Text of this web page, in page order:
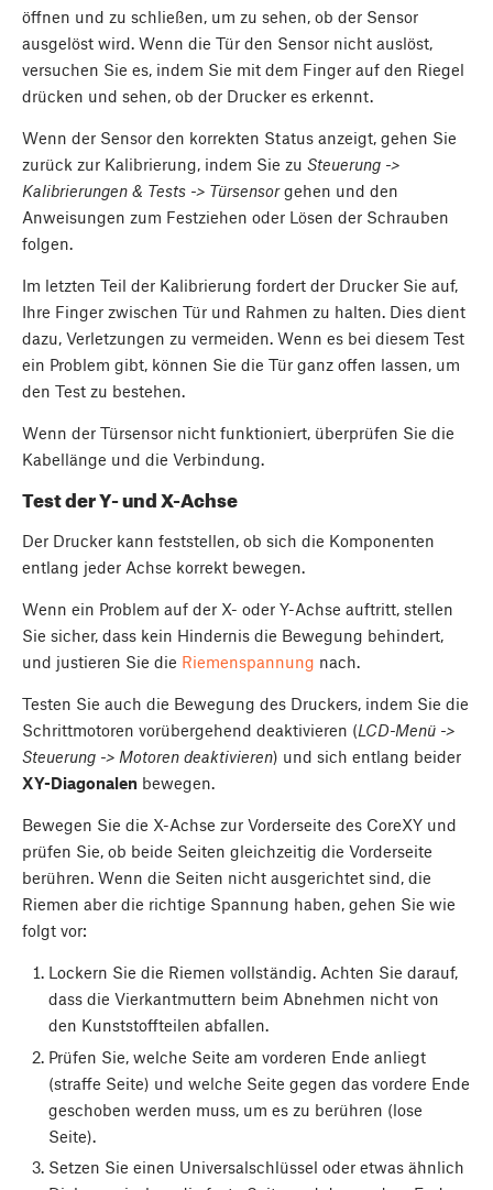
öffnen und zu schließen, um zu sehen, ob der Sensor
ausgelöst wird. Wenn die Tür den Sensor nicht auslöst,
versuchen Sie es, indem Sie mit dem Finger auf den Riegel
drücken und sehen, ob der Drucker es erkennt.
Wenn der Sensor den korrekten Status anzeigt, gehen Sie
zurück zur Kalibrierung, indem Sie zu Steuerung ->
Kalibrierungen & Tests -> Türsensorgehen und den
Anweisungen zum Festziehen oder Lösen der Schrauben
folgen.
Im letzten Teil der Kalibrierung fordert der Drucker Sie auf,
Ihre Finger zwischen Tür und Rahmen zu halten. Dies dient
dazu, Verletzungen zu vermeiden. Wenn es bei diesem Test
ein Problem gibt, können Sie die Tür ganz offen lassen, um
den Test zu bestehen.
Wenn der Türsensor nicht funktioniert, überprüfen Sie die
Kabellänge und die Verbindung.
Test der Y- und X-Achse
Der Drucker kann feststellen, ob sich die Komponenten
entlang jeder Achse korrekt bewegen.
Wenn ein Problem auf der X- oder Y-Achse auftritt, stellen
Sie sicher, dass kein Hindernis die Bewegung behindert,
und justieren Sie die Riemenspannung nach.
Testen Sie auch die Bewegung des Druckers, indem Sie die
Schrittmotoren vorübergehend deaktivieren (LCD-Menü ->
Steuerung -> Motoren deaktivieren) und sich entlang beider
XY-Diagonalen bewegen.
Bewegen Sie die X-Achse zur Vorderseite des CoreXY und
prüfen Sie, ob beide Seiten gleichzeitig die Vorderseite
berühren. Wenn die Seiten nicht ausgerichtet sind, die
Riemen aber die richtige Spannung haben, gehen Sie wie
folgt vor:
Lockern Sie die Riemen vollständig. Achten Sie darauf,
dass die Vierkantmuttern beim Abnehmen nicht von
den Kunststoffteilen abfallen.
Prüfen Sie, welche Seite am vorderen Ende anliegt
(straffe Seite) und welche Seite gegen das vordere Ende
geschoben werden muss, um es zu berühren (lose
Seite).
Setzen Sie einen Universalschlüssel oder etwas ähnlich